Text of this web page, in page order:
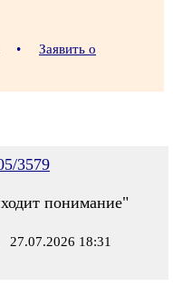
•
Заявить о
3579
понимание"
27.07.2026 18:31